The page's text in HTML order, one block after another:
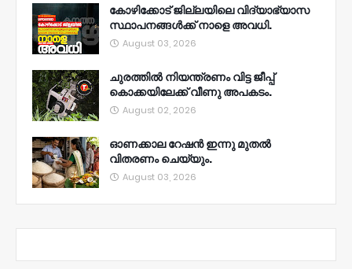
കോഴിക്കോട് ജില്ലയിലെ വിദ്യാഭ്യാസ
സ്ഥാപനങ്ങൾക്ക് നാളെ അവധി.
August 03, 2026
ചുരത്തിൽ നിയന്ത്രണം വിട്ട ജീപ്പ്
കൊക്കയിലേക്ക് വീണു അപകടം.
August 02, 2026
ഓണക്കാല റേഷൻ ഇന്നു മുതല്‍
വിതരണം ചെയ്യും.
August 03, 2026